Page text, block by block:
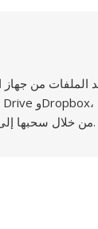
الملفات من
من خلال سحبها إلى الصفحة.